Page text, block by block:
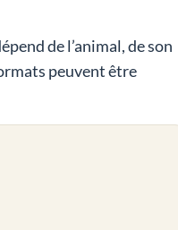
de l’animal, de son
peuvent être